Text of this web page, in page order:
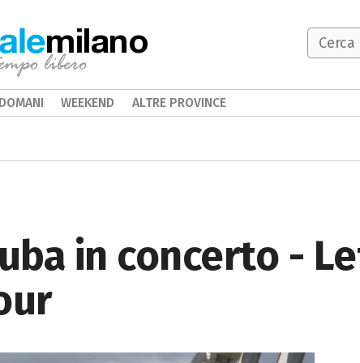
in concerto -
milano
DOMANI WEEKEND ALTRE PROVINCE